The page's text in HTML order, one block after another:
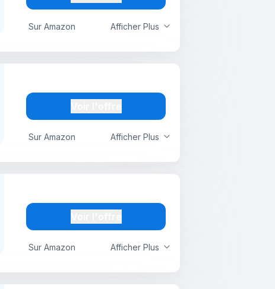
Afficher Plus
Sur Amazon
Afficher Plus
Sur Amazon
Afficher Plus
Sur Amazon